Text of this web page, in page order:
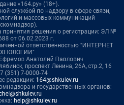
«164.ру» (18+).
службой по надзору в сфере связи,
и массовых коммуникаций
принятия решения о регистрации: ЭЛ №
от 06.02.2023 г.
ответственностью "ИНТЕРНЕТ
Анатолий Павлович
проспект Ленина, 26А, стр.2, 16
(351) 7-0000-74
редакции: 164@shkulev.ru
и государственных органов:
help@shkulev.ru